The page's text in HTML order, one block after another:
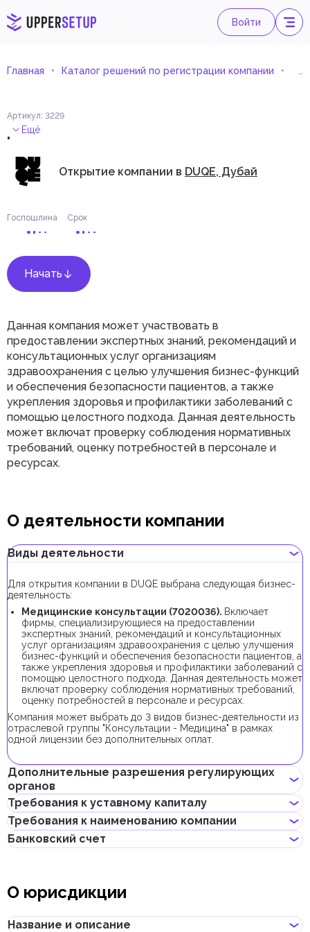
Войти
Главная Каталог решений по регистрации компании
Артикул: 3229
. Ещё
Открытие компании в DUQE, Дубай
Госпошлина Срок
Начать
Данная компания может участвовать в
предоставлении экспертных знаний, рекомендаций и
консультационных услуг организациям
здравоохранения с целью улучшения бизнес-функций
и обеспечения безопасности пациентов, а также
укрепления здоровья и профилактики заболеваний с
помощью целостного подхода. Данная деятельность
может включат проверку соблюдения нормативных
требований, оценку потребностей в персонале и
ресурсах.
О деятельности компании
Виды деятельности
Для открытия компании в DUQE выбрана следующая бизнес-
деятельность:
Медицинские консультации (7020036). Включает
фирмы, специализирующиеся на предоставлении
экспертных знаний, рекомендаций и консультационных
услуг организациям здравоохранения с целью улучшения
бизнес-функций и обеспечения безопасности пациентов, а
также укрепления здоровья и профилактики заболеваний с
помощью целостного подхода. Данная деятельность может
включат проверку соблюдения нормативных требований,
оценку потребностей в персонале и ресурсах.
Компания может выбрать до 3 видов бизнес-деятельности из
отраслевой группы "Консультации - Медицина" в рамках
одной лицензии без дополнительных оплат.
Дополнительные разрешения регулирующих
органов
Для регистрации компании с данным видом бизнес-
деятельности получение дополнительных разрешений не
требуется.
Требования к уставному капиталу
Минимальный уставной капитал для компаний DUQE
составляет 50 000 AED. Его внесение является
000 AED.
капитале должна составлять не менее 50 000 AED.
Требования к наименованию компании
Не должно нарушать законов страны или содержать
Не должно нарушать прав интеллектуальной
собственности третьей стороны
Не может совпадать или быть похожим на локальные/
глобальные бренды и зарегистрированные товарные знаки
Банковский счет
электронных (digital) банках и платежных системах.
следует учитывать такие факторы, как уровень обслуживания,
О юрисдикции
Название и описание